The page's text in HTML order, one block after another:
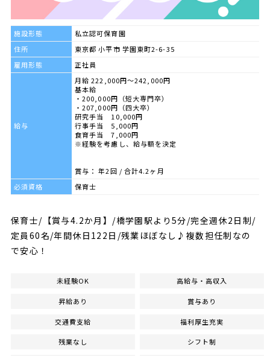
施設形態
私立認可保育園
住所
東京都 小平市 学園東町2-6-35
雇用形態
正社員
給与
月給 222,000円～242,000円
基本給
・200,000円（短大専門卒）
・207,000円（四大卒）
研究手当 10,000円
行事手当 5,000円
食育手当 7,000円
※経験を考慮し、給与額を決定
賞与： 年2回 / 合計4.2ヶ月
必須資格
保育士
保育士/【賞与4.2か月】/橋学園駅より5分/完全週休2日制/
定員60名/年間休日122日/残業ほぼなし♪複数担任制なの
で安心！
未経験OK 高給与・高収入
昇給あり 賞与あり
交通費支給 福利厚生充実
残業なし シフト制